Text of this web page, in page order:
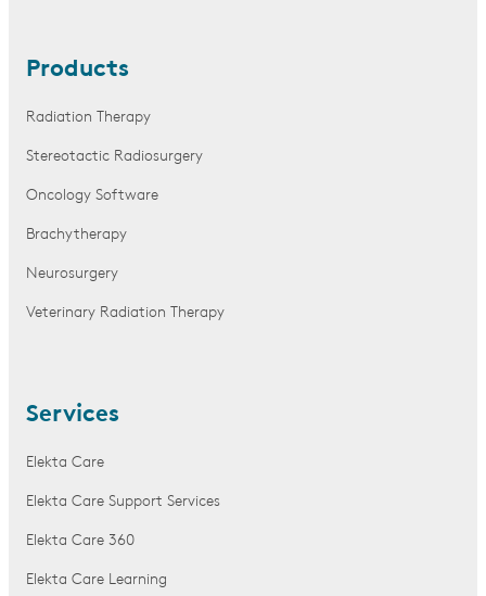
Products
Radiation Therapy
Stereotactic Radiosurgery
Oncology Software
Brachytherapy
Neurosurgery
Veterinary Radiation Therapy
Services
Elekta Care
Elekta Care Support Services
Elekta Care 360
Elekta Care Learning